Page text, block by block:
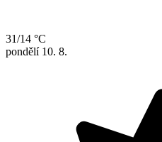
31/14 °C
pondělí 10. 8.